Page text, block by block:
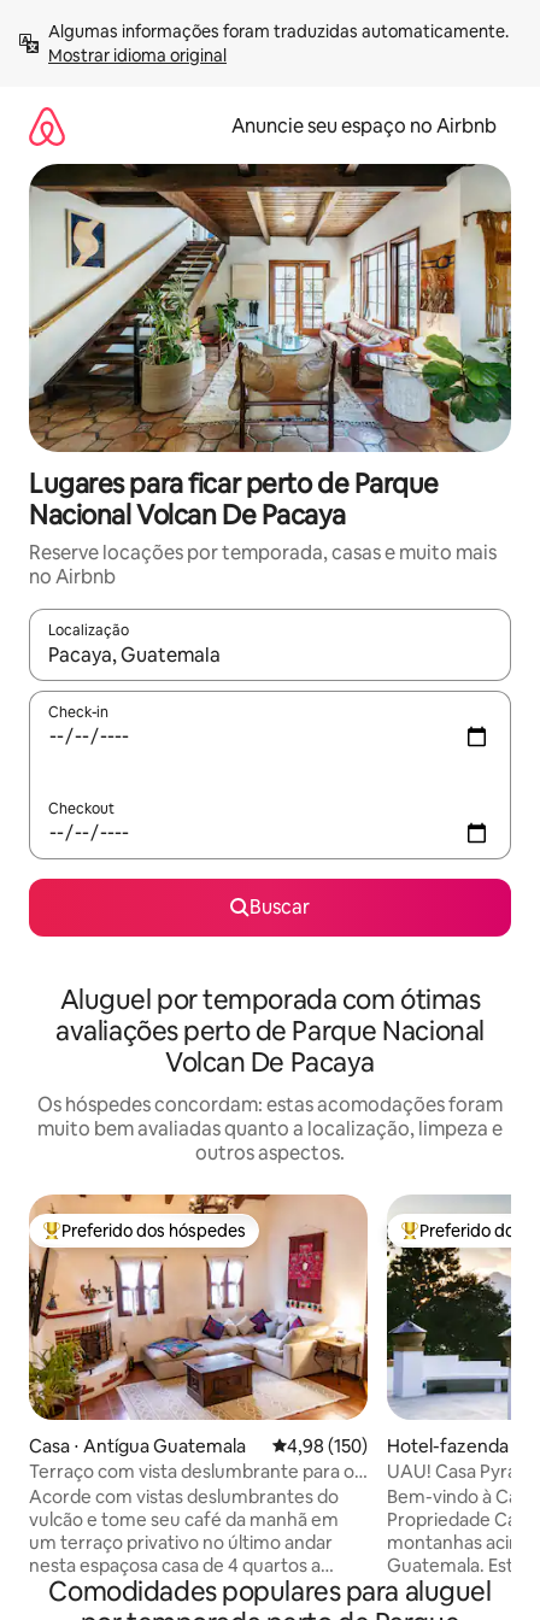
para
Mostrar idioma original
Anuncie seu espaço no Airbnb
Lugares para ficar perto de Parque
Nacional Volcan De Pacaya
Reserve locações por temporada, casas e muito mais
no Airbnb
Localização
Quando os resultados estiverem disponíveis, explore-os
Check-in
Checkout
Buscar
Aluguel por temporada com ótimas
avaliações perto de Parque Nacional
Volcan De Pacaya
Os hóspedes concordam: estas acomodações foram
muito bem avaliadas quanto a localização, limpeza e
outros aspectos.
Entre os melhores preferidos dos hóspedes
Preferido dos hóspedes
Casa ⋅ Antígua Guatemala 4,98 de uma avaliação média de
4,98 (150)
Terraço com vista deslumbrante para o
vulcão - Condomínio fechado
Acorde com vistas deslumbrantes do
vulcão e tome seu café da manhã em
um terraço privativo no último andar
nesta espaçosa casa de 4 quartos a
poucos minutos do centro de Antígua.
Perfeita para famílias, amigos e grupos
Entre os
Preferido dos
Hotel-fazenda ⋅
UAU! Casa
inspiração maia/
Bem-vindo à
Propriedade
montanhas
Guatemala. Este
apresenta um
pirâmide com
Comodidades populares para aluguel